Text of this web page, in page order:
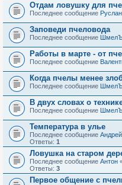
Отдам ловушку для
Последнее сообщение Руслан
Заповеди пчеловода
Последнее сообщение ШмелЪ
Работы в марте - от
Последнее сообщение
Когда пчелы менее
Последнее сообщение ШмелЪ
В двух словах о
Последнее сообщение ШмелЪ
Температура в улье
Последнее сообщение Андрей
Ответы: 1
Ловушка на старом
Последнее сообщение Антон
Ответы: 3
Первое общение с